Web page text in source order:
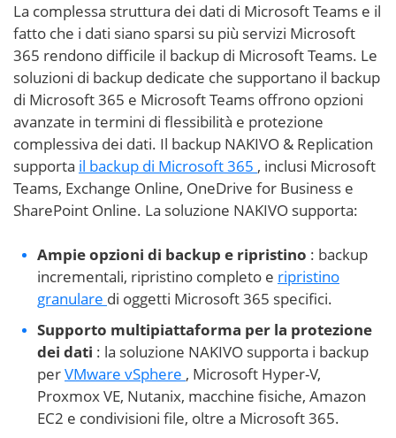
La complessa struttura dei dati di Microsoft Teams e il
fatto che i dati siano sparsi su più servizi Microsoft
365 rendono difficile il backup di Microsoft Teams. Le
soluzioni di backup dedicate che supportano il backup
di Microsoft 365 e Microsoft Teams offrono opzioni
avanzate in termini di flessibilità e protezione
complessiva dei dati. Il backup NAKIVO & Replication
supporta il backup di Microsoft 365 , inclusi Microsoft
Teams, Exchange Online, OneDrive for Business e
SharePoint Online. La soluzione NAKIVO supporta:
Ampie opzioni di backup e ripristino : backup
incrementali, ripristino completo e ripristino
granulare di oggetti Microsoft 365 specifici.
Supporto multipiattaforma per la protezione
dei dati : la soluzione NAKIVO supporta i backup
perVMware vSphere , Microsoft Hyper-V,
Proxmox VE, Nutanix, macchine fisiche, Amazon
EC2 e condivisioni file, oltre a Microsoft 365.